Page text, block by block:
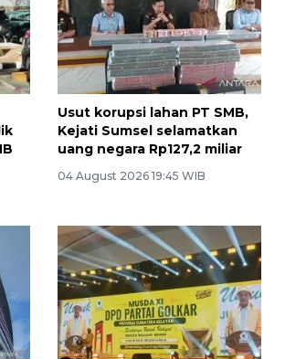
Usut korupsi lahan PT SMB,
Kejati Sumsel selamatkan
uang negara Rp127,2 miliar
04 August 2026 19:45 WIB